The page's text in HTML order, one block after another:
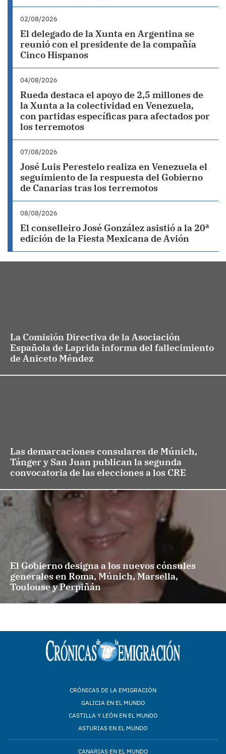
02/08/2026
El delegado de la Xunta en Argentina se
reunió con el presidente de la compañía
Cinco Hispanos
04/08/2026
Rueda destaca el apoyo de 2,5 millones de
la Xunta a la colectividad en Venezuela,
con partidas específicas para afectados por
los terremotos
07/08/2026
José Luis Perestelo realiza en Venezuela el
seguimiento de la respuesta del Gobierno
de Canarias tras los terremotos
08/08/2026
El conselleiro José González asistió a la 20ª
edición de la Fiesta Mexicana de Avión
La Comisión Directiva de la Asociación
Española de Laprida informa del fallecimiento
de Aniceto Méndez
Las demarcaciones consulares de Múnich,
Tánger y San Juan publican la segunda
convocatoria de las elecciones a los CRE
El Gobierno designa a los nuevos cónsules
generales en Roma, Múnich, Marsella,
Toulouse y Perpiñán
CRÓNICAS DE LA EMIGRACIÓN
GALICIA EN EL MUNDO
CASTILLA Y LEÓN EN EL MUNDO
ASTURIAS EN EL MUNDO
CANARIAS EN EL MUNDO